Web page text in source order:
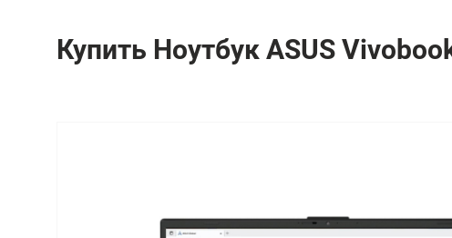
Купить Ноутбук ASUS